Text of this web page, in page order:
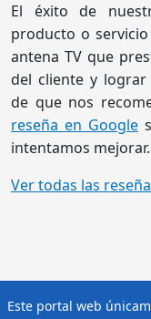
El éxito de
producto o
antena TV que
del cliente y lograr
de que nos
reseña en Google
intentamos
Ver todas las
Este portal web